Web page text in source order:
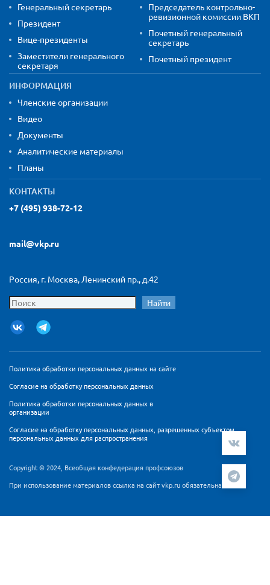
Генеральный секретарь
Президент
Вице-президенты
Заместители генерального
секретаря
Председатель контрольно-
ревизионной комиссии ВКП
Почетный генеральный
секретарь
Почетный президент
ИНФОРМАЦИЯ
Членские организации
Видео
Документы
Аналитические материалы
Планы
КОНТАКТЫ
+7 (495) 938-72-12
mail@vkp.ru
Россия, г. Москва, Ленинский пр., д.42
Найти
Политика обработки персональных данных на сайте
Согласие на обработку персональных данных
Политика обработки персональных данных в
организации
Согласие на обработку персональных данных, разрешенных субъектом
персональных данных для распространения
Copyright © 2024, Всеобщая конфедерация профсоюзов
При использование материалов ссылка на сайт vkp.ru обязательна